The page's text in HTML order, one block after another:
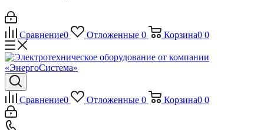
Сравнение0 Отложенные 0 Корзина0 0
Сравнение0 Отложенные 0 Корзина0 0